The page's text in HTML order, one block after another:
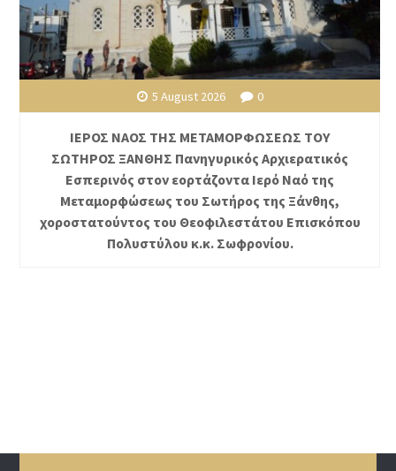
5 August 2026 0
ΙΕΡΟΣ ΝΑΟΣ ΤΗΣ ΜΕΤΑΜΟΡΦΩΣΕΩΣ ΤΟΥ
ΣΩΤΗΡΟΣ ΞΑΝΘΗΣ Πανηγυρικός Αρχιερατικός
Εσπερινός στον εορτάζοντα Ιερό Ναό της
Μεταμορφώσεως του Σωτήρος της Ξάνθης,
χοροστατούντος του Θεοφιλεστάτου Επισκόπου
Πολυστύλου κ.κ. Σωφρονίου.